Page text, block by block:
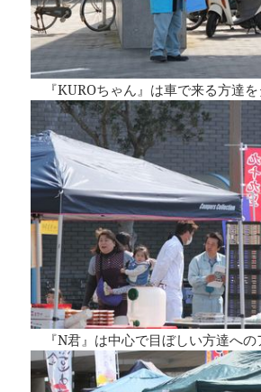
『KUROちゃん』は車で来る方達
『N君』は中心で目ぼしい方達への